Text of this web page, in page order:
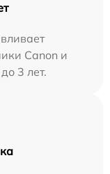
Canon и
3 лет.